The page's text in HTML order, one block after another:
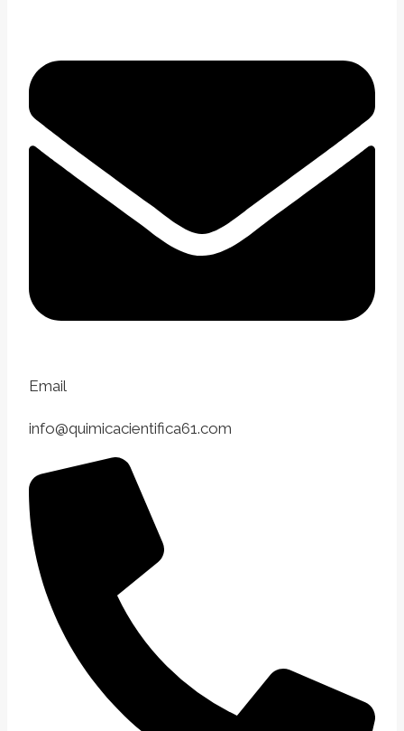
Email
info@quimicacientifica61.com